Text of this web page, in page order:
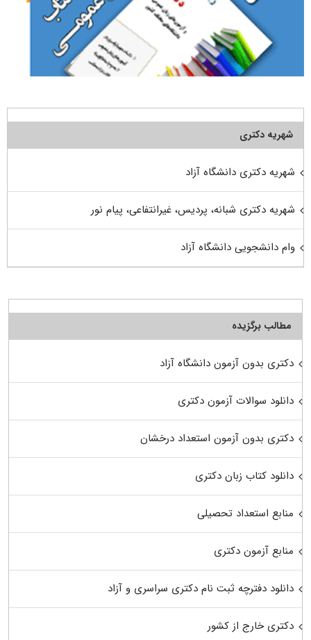
شهریه دکتری
شهریه دکتری دانشگاه آزاد
شهریه دکتری شبانه، پردیس، غیرانتفاعی، پیام نور
وام دانشجویی دانشگاه آزاد
مطالب برگزیده
دکتری بدون آزمون دانشگاه آزاد
دانلود سوالات آزمون دکتری
دکتری بدون آزمون استعداد درخشان
دانلود کتاب زبان دکتری
منابع استعداد تحصیلی
منابع آزمون دکتری
دانلود دفترچه ثبت نام دکتری سراسری و آزاد
دکتری خارج از کشور